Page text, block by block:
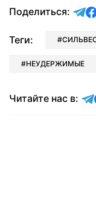
Поделиться:
Теги:
НЕУДЕРЖИМЫЕ
Читайте нас в: